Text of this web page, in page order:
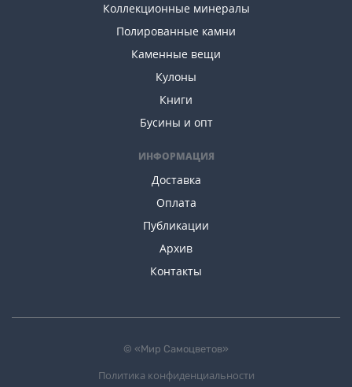
Коллекционные минералы
Полированные камни
Каменные вещи
Кулоны
Книги
Бусины и опт
ИНФОРМАЦИЯ
Доставка
Оплата
Публикации
Архив
Контакты
© «Мир Самоцветов»
Политика конфиденциальности